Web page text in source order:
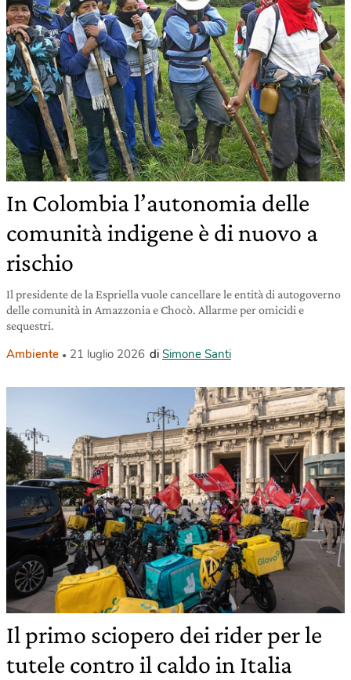
In Colombia l’autonomia delle
comunità indigene è di nuovo a
rischio
Il presidente de la Espriella vuole cancellare le entità di autogoverno
delle comunità in Amazzonia e Chocò. Allarme per omicidi e
sequestri.
Ambiente 21 luglio 2026 di Simone Santi
Il primo sciopero dei rider per le
tutele contro il caldo in Italia